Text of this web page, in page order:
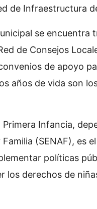
de Infraestructura
se encuentra
de Consejos
de apoyo
años de vida son
Primera Infancia,
(SENAF), es
políticas
los derechos de